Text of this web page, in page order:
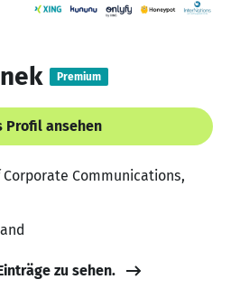
Premium
Profil ansehen
Communications,
zu sehen.